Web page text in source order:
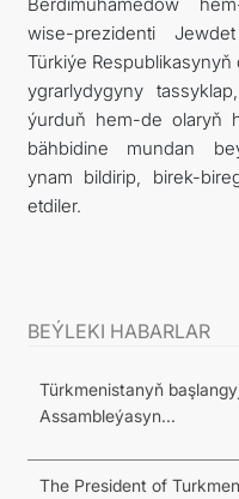
wise-prezidenti
Türkiýe
ygrarlydygyny
ýurduň hem-de olaryň
bähbidine mundan
ynam bildirip, birek-
etdiler.
BEÝLEKI HABARLAR
Türkmenistanyň
Assambleýasyn...
The President of